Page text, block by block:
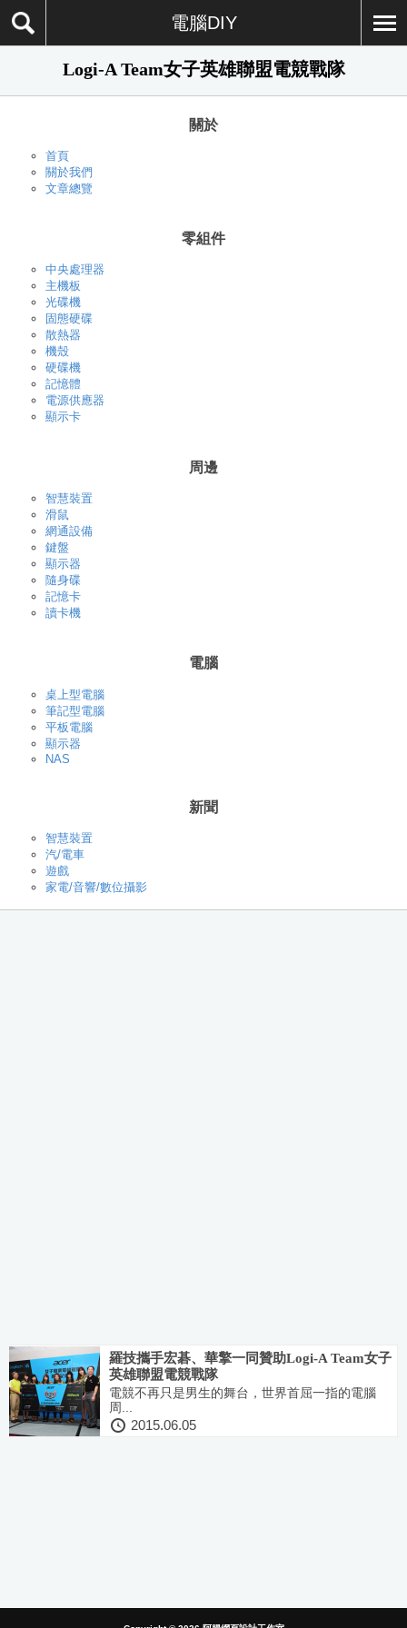
電腦DIY
Logi-A Team女子英雄聯盟電競戰隊
關於
首頁
關於我們
文章總覽
零組件
中央處理器
主機板
光碟機
固態硬碟
散熱器
機殼
硬碟機
記憶體
電源供應器
顯示卡
周邊
智慧裝置
滑鼠
網通設備
鍵盤
顯示器
隨身碟
記憶卡
讀卡機
電腦
桌上型電腦
筆記型電腦
平板電腦
顯示器
NAS
新聞
智慧裝置
汽/電車
遊戲
家電/音響/數位攝影
羅技攜手宏碁、華擎一同贊助Logi-A Team女子
英雄聯盟電競戰隊
電競不再只是男生的舞台，世界首屈一指的電腦
周...
2015.06.05